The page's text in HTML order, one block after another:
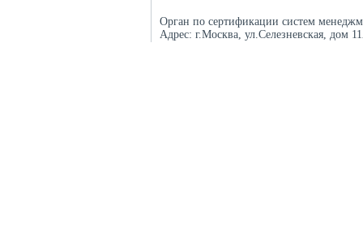
Орган по сертификации систем
Адрес: г.Москва, ул.Селезневская, дом